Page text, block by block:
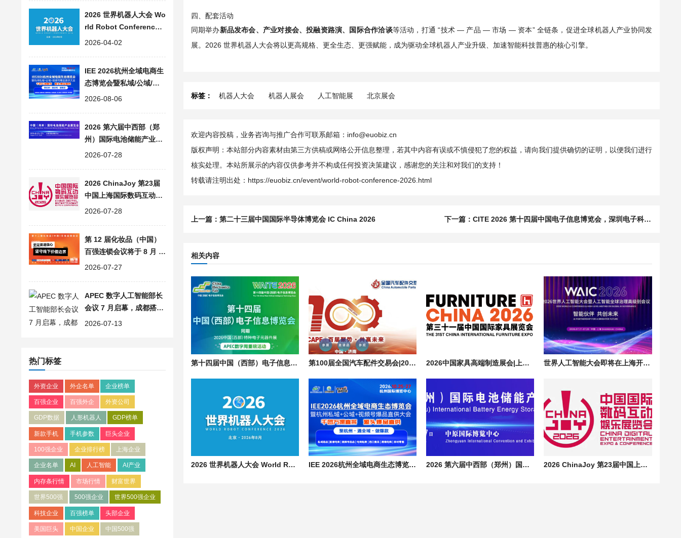
2026 世界机器人大会 Wo
rld Robot Conferenc
e，论坛+博览会+大赛
2026-04-02
IEE 2026杭州全域电商生
态博览会暨私域/公域/视
频号爆品直播大会
2026-08-06
2026 第六届中西部（郑
州）国际电池储能产业展
览会 | CESE 郑州储能展
2026-07-28
2026 ChinaJoy 第23届
中国上海国际数码互动娱
乐展览会，AI 赋能数字娱
2026-07-28
第 12 届化妆品（中国）
百强连锁会议将于 8 月 1
8 日在成都启幕
2026-07-27
APEC 数字人工智能部长
会议 7 月启幕，成都搭建
亚太数智合作平台
2026-07-13
热门标签
外资企业 外企名单 企业榜单
百强企业 百强外企 外资公司
GDP数据 人形机器人 GDP榜单
新款手机 手机参数 巨头企业
100强企业 企业排行榜 上海企业
企业名单 AI 人工智能 AI产业
内存条行情 市场行情 财富世界
世界500强 500强企业 世界500强企业
科技企业 百强榜单 头部企业
美国巨头 中国企业 中国500强
四、配套活动
同期举办新品发布会、产业对接会、投融资路演、国际合作洽谈等活动，打通 “技术 — 产品 — 市场 — 资本” 全链条，促进全球机器人产业协同发
展。2026 世界机器人大会将以更高规格、更全生态、更强赋能，成为驱动全球机器人产业升级、加速智能科技普惠的核心引擎。
标签： 机器人大会 机器人展会 人工智能展 北京展会
欢迎内容投稿，业务咨询与推广合作可联系邮箱：info@euobiz.cn
版权声明：本站部分内容素材由第三方供稿或网络公开信息整理，若其中内容有误或不慎侵犯了您的权益，请向我们提供确切的证明，以便我们进行
核实处理。本站所展示的内容仅供参考并不构成任何投资决策建议，感谢您的关注和对我们的支持！
转载请注明出处： https://euobiz.cn/event/world-robot-conference-2026.html
上一篇： 第二十三届中国国际半导体博览会 IC China 2026 下一篇：CITE 2026 第十四届中国电子信息博览会，深圳电子科技展览会
相关内容
第十四届中国（西部）电子信息博览会|2026成都西部电子元器件展会 第100届全国汽车配件交易会|2026济南秋季汽配展会 CAPF 2026中国家具高端制造展会|上海国际家具配件及材料精品展 FMC Premium China 世界人工智能大会即将在上海开幕|人工智能全球治理高级别会议 WAIC 2026
2026 世界机器人大会 World Robot Conference，论坛+博览会+大赛 IEE 2026杭州全域电商生态博览会暨私域/公域/视频号爆品直播大会 2026 第六届中西部（郑州）国际电池储能产业展览会 | CESE 郑州储能展 2026 ChinaJoy 第23届中国上海国际数码互动娱乐展览会，AI 赋能数字娱乐